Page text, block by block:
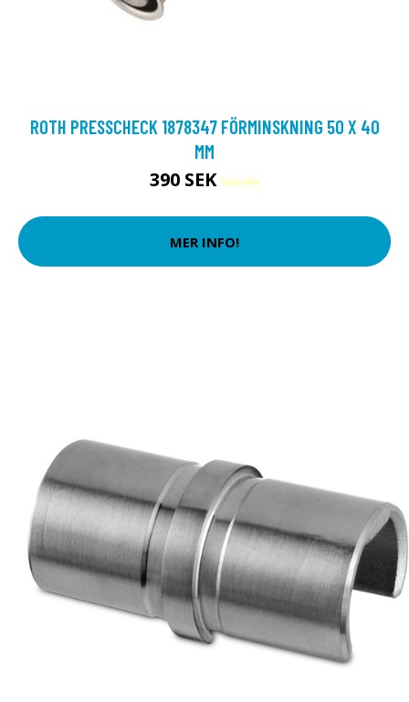
ROTH PRESSCHECK 1878347 FÖRMINSKNING 50 X 40
MM
390 SEK558 SEK
MER INFO!